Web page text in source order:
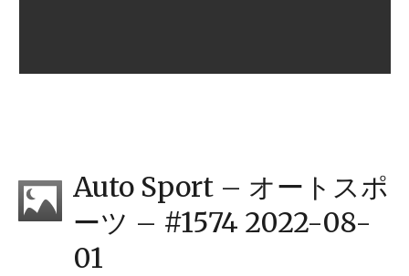
Auto Sport – オートスポ
ーツ – #1574 2022-08-
01